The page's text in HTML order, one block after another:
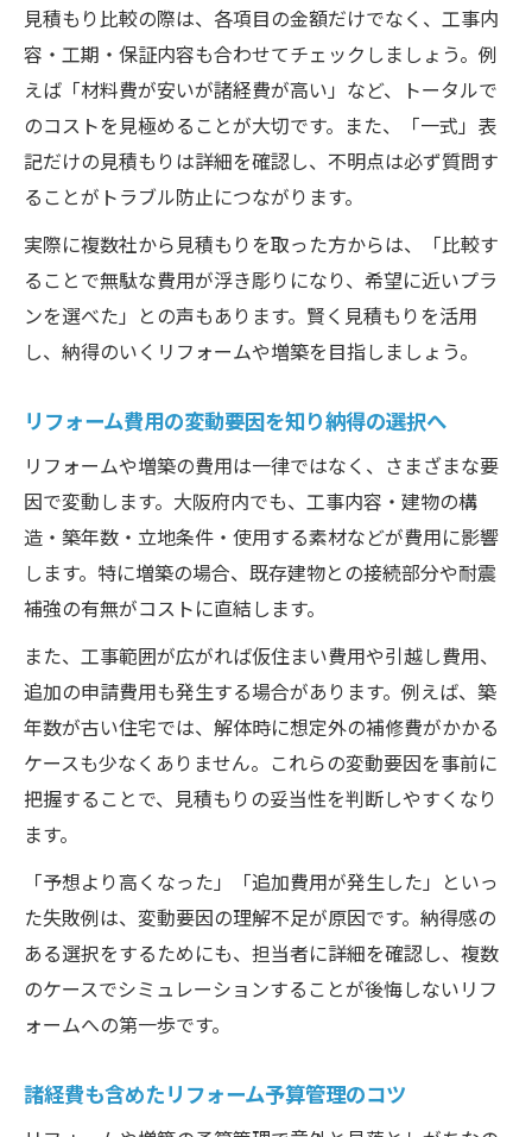
リフォームと増築の両立で暮らしをグレー
ドアップ
増築リフォーム計画時の申請・登記チェッ
ク項目
失敗しないリフォームの賢い予算の立て方
無駄を省くリフォーム予算配分と優先順位
リフォーム費用の想定外を防ぐリスク管理
る
複数業者でリフォーム費用を比較するメリ
ット
大阪府で理想を叶える増築のコツと注意点
増築リフォーム成功の秘訣と注意すべき費
用項目
大阪府で押さえたい増築リフォームの業者
選び
リフォーム費用を抑えるための増築計画の
工夫
増築リフォームに必要な申請とそのポイン
理想の住まいを実現する増築リフォームの
流れ
見積もり比較の際は、各項目の金額だけでなく、工事内
容・工期・保証内容も合わせてチェックしましょう。例
えば「材料費が安いが諸経費が高い」など、トータルで
のコストを見極めることが大切です。また、「一式」表
記だけの見積もりは詳細を確認し、不明点は必ず質問す
ることがトラブル防止につながります。
実際に複数社から見積もりを取った方からは、「比較す
ることで無駄な費用が浮き彫りになり、希望に近いプラ
ンを選べた」との声もあります。賢く見積もりを活用
し、納得のいくリフォームや増築を目指しましょう。
リフォーム費用の変動要因を知り納得の選択へ
リフォームや増築の費用は一律ではなく、さまざまな要
因で変動します。大阪府内でも、工事内容・建物の構
造・築年数・立地条件・使用する素材などが費用に影響
します。特に増築の場合、既存建物との接続部分や耐震
補強の有無がコストに直結します。
また、工事範囲が広がれば仮住まい費用や引越し費用、
追加の申請費用も発生する場合があります。例えば、築
年数が古い住宅では、解体時に想定外の補修費がかかる
ケースも少なくありません。これらの変動要因を事前に
把握することで、見積もりの妥当性を判断しやすくなり
ます。
「予想より高くなった」「追加費用が発生した」といっ
た失敗例は、変動要因の理解不足が原因です。納得感の
ある選択をするためにも、担当者に詳細を確認し、複数
のケースでシミュレーションすることが後悔しないリフ
ォームへの第一歩です。
諸経費も含めたリフォーム予算管理のコツ